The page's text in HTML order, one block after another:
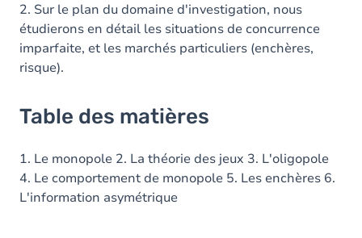
2. Sur le plan du domaine d'investigation, nous
étudierons en détail les situations de concurrence
imparfaite, et les marchés particuliers (enchères,
risque).
Table des matières
1. Le monopole 2. La théorie des jeux 3. L'oligopole
4. Le comportement de monopole 5. Les enchères 6.
L'information asymétrique